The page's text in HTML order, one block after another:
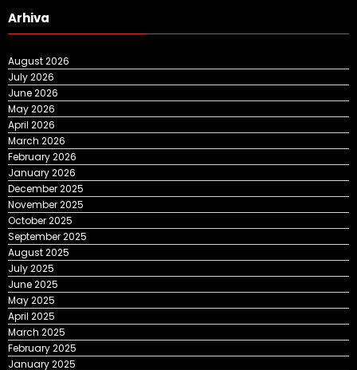
Arhiva
August 2026
July 2026
June 2026
May 2026
April 2026
March 2026
February 2026
January 2026
December 2025
November 2025
October 2025
September 2025
August 2025
July 2025
June 2025
May 2025
April 2025
March 2025
February 2025
January 2025